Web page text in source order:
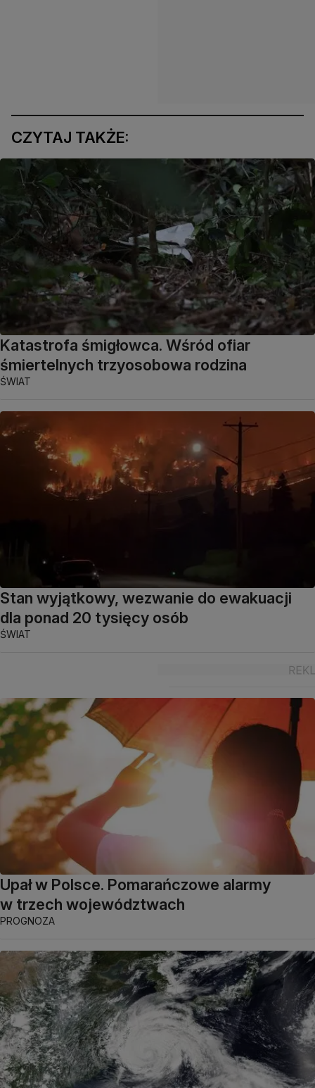
CZYTAJ TAKŻE:
Katastrofa śmigłowca. Wśród ofiar
śmiertelnych trzyosobowa rodzina
ŚWIAT
Stan wyjątkowy, wezwanie do ewakuacji
dla ponad 20 tysięcy osób
ŚWIAT
Upał w Polsce. Pomarańczowe alarmy
w trzech województwach
PROGNOZA